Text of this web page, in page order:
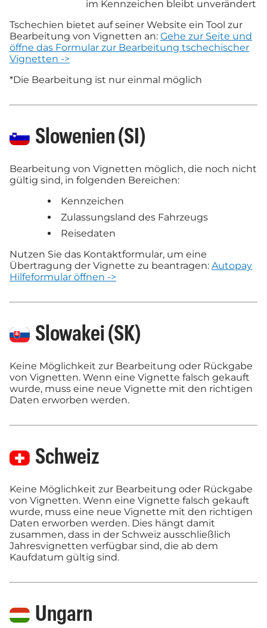
im Kennzeichen bleibt unverändert
Tschechien bietet auf seiner Website ein Tool zur
Bearbeitung von Vignetten an: Gehe zur Seite und
öffne das Formular zur Bearbeitung tschechischer
Vignetten ->
*Die Bearbeitung ist nur einmal möglich
Slowenien (SI)
Bearbeitung von Vignetten möglich, die noch nicht
gültig sind, in folgenden Bereichen:
Kennzeichen
Zulassungsland des Fahrzeugs
Reisedaten
Nutzen Sie das Kontaktformular, um eine
Übertragung der Vignette zu beantragen: Autopay
Hilfeformular öffnen ->
Slowakei (SK)
Keine Möglichkeit zur Bearbeitung oder Rückgabe
von Vignetten. Wenn eine Vignette falsch gekauft
wurde, muss eine neue Vignette mit den richtigen
Daten erworben werden.
Schweiz
Keine Möglichkeit zur Bearbeitung oder Rückgabe
von Vignetten. Wenn eine Vignette falsch gekauft
wurde, muss eine neue Vignette mit den richtigen
Daten erworben werden. Dies hängt damit
zusammen, dass in der Schweiz ausschließlich
Jahresvignetten verfügbar sind, die ab dem
Kaufdatum gültig sind.
Ungarn